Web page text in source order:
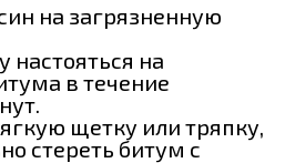
на загрязненную
настояться на
в течение
щетку или тряпку,
стереть битум с